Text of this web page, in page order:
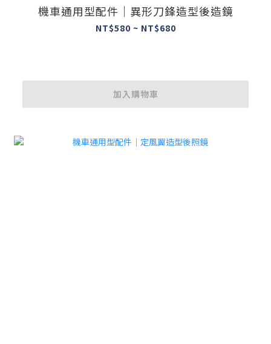
機車通用型配件｜異形刀鋒造型後造鏡
NT$580 ~ NT$680
加入購物車